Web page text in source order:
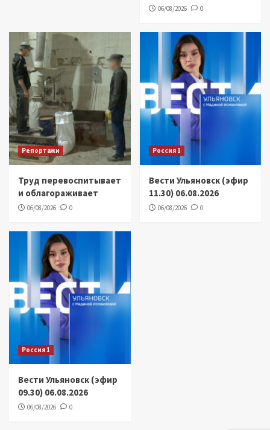
06/08/2026 0
Репортажи
Труд перевоспитывает
и облагораживает
06/08/2026 0
Россия 1
Вести Ульяновск (эфир
11.30) 06.08.2026
06/08/2026 0
Россия 1
Вести Ульяновск (эфир
09.30) 06.08.2026
06/08/2026 0